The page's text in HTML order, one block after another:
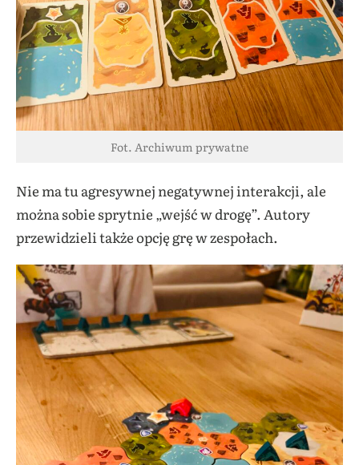
Fot. Archiwum prywatne
Nie ma tu agresywnej negatywnej interakcji, ale
można sobie sprytnie „wejść w drogę”. Autory
przewidzieli także opcję grę w zespołach.